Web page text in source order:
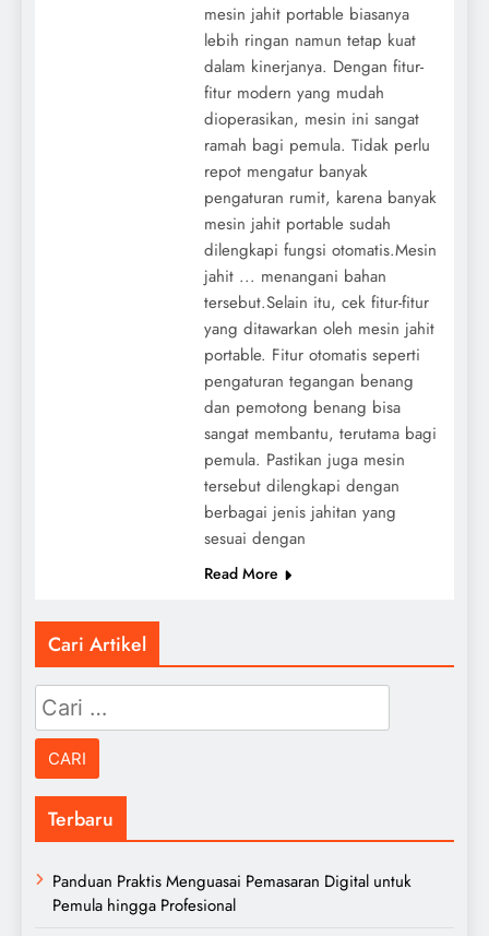
mesin jahit portable biasanya
lebih ringan namun tetap kuat
dalam kinerjanya. Dengan fitur-
fitur modern yang mudah
dioperasikan, mesin ini sangat
ramah bagi pemula. Tidak perlu
repot mengatur banyak
pengaturan rumit, karena banyak
mesin jahit portable sudah
dilengkapi fungsi otomatis.Mesin
jahit ... menangani bahan
tersebut.Selain itu, cek fitur-fitur
yang ditawarkan oleh mesin jahit
portable. Fitur otomatis seperti
pengaturan tegangan benang
dan pemotong benang bisa
sangat membantu, terutama bagi
pemula. Pastikan juga mesin
tersebut dilengkapi dengan
berbagai jenis jahitan yang
sesuai dengan
Read More
Cari Artikel
Cari
untuk:
Terbaru
Panduan Praktis Menguasai Pemasaran Digital untuk
Pemula hingga Profesional